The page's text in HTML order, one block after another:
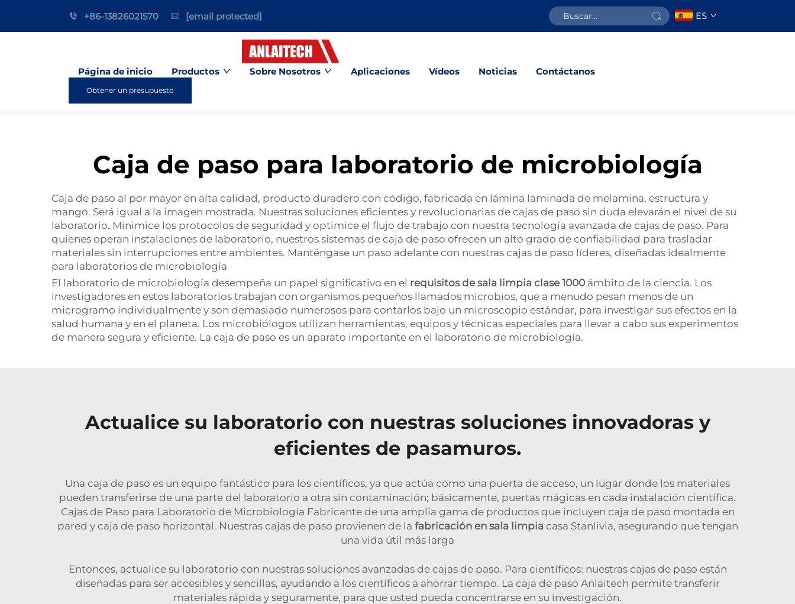
+86-13826021570 [email protected] ES
Página de inicio Productos Sobre Nosotros Aplicaciones Vídeos Noticias Contáctanos
Obtener un presupuesto
Caja de paso para laboratorio de microbiología
Caja de paso al por mayor en alta calidad, producto duradero con código, fabricada en lámina laminada de melamina, estructura y
mango. Será igual a la imagen mostrada. Nuestras soluciones eficientes y revolucionarias de cajas de paso sin duda elevarán el nivel de su
laboratorio. Minimice los protocolos de seguridad y optimice el flujo de trabajo con nuestra tecnología avanzada de cajas de paso. Para
quienes operan instalaciones de laboratorio, nuestros sistemas de caja de paso ofrecen un alto grado de confiabilidad para trasladar
materiales sin interrupciones entre ambientes. Manténgase un paso adelante con nuestras cajas de paso líderes, diseñadas idealmente
para laboratorios de microbiología
El laboratorio de microbiología desempeña un papel significativo en el requisitos de sala limpia clase 1000 ámbito de la ciencia. Los
investigadores en estos laboratorios trabajan con organismos pequeños llamados microbios, que a menudo pesan menos de un
microgramo individualmente y son demasiado numerosos para contarlos bajo un microscopio estándar, para investigar sus efectos en la
salud humana y en el planeta. Los microbiólogos utilizan herramientas, equipos y técnicas especiales para llevar a cabo sus experimentos
de manera segura y eficiente. La caja de paso es un aparato importante en el laboratorio de microbiología.
Actualice su laboratorio con nuestras soluciones innovadoras y
eficientes de pasamuros.
Una caja de paso es un equipo fantástico para los científicos, ya que actúa como una puerta de acceso, un lugar donde los materiales
pueden transferirse de una parte del laboratorio a otra sin contaminación; básicamente, puertas mágicas en cada instalación científica.
Cajas de Paso para Laboratorio de Microbiología Fabricante de una amplia gama de productos que incluyen caja de paso montada en
pared y caja de paso horizontal. Nuestras cajas de paso provienen de la fabricación en sala limpia casa Stanlivia, asegurando que tengan
una vida útil más larga
Entonces, actualice su laboratorio con nuestras soluciones avanzadas de cajas de paso. Para científicos: nuestras cajas de paso están
diseñadas para ser accesibles y sencillas, ayudando a los científicos a ahorrar tiempo. La caja de paso Anlaitech permite transferir
materiales rápida y seguramente, para que usted pueda concentrarse en su investigación.